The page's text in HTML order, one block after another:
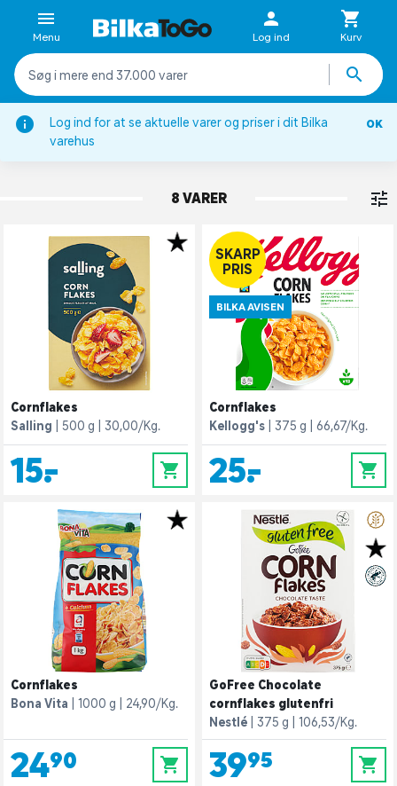
Log ind for at se aktuelle varer og priser i dit Bilka
varehus
OK
Menu Log ind Kurv
Morgenmadsprodukter
CORNFLAKES
8 VARER
Cornflakes
Salling
500 g 30,00/Kg.
15,- 0
SKARP
PRIS
BILKA AVISEN
Cornflakes
Kellogg's
375 g 66,67/Kg.
25,- 0
Cornflakes
Bona Vita
1000 g 24,90/Kg.
24,90 0
GoFree Chocolate
cornflakes glutenfri
Nestlé
375 g 106,53/Kg.
39,95 0